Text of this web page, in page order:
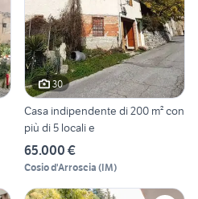
30
Casa indipendente di 200 m² con
più di 5 locali e
65.000 €
Cosio d'Arroscia (IM)